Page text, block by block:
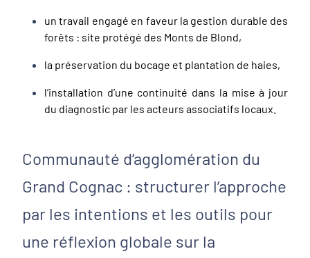
un travail engagé en faveur la gestion durable des
forêts : site protégé des Monts de Blond,
la préservation du bocage et plantation de haies,
l’installation d’une continuité dans la mise à jour
du diagnostic par les acteurs associatifs locaux.
Communauté d’agglomération du
Grand Cognac : structurer l’approche
par les intentions et les outils pour
une réflexion globale sur la